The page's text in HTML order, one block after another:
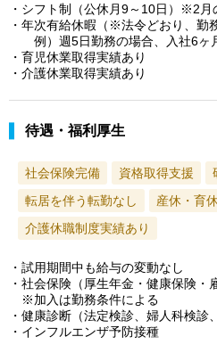
・シフト制（公休月9～10日）※2月
・年次有給休暇（※法令どおり、勤
例）週5日勤務の場合、入社6ヶ
・育児休業取得実績あり
・介護休業取得実績あり
待遇・福利厚生
社会保険完備 資格取得支援
転居を伴う転勤なし
産休・育
介護休職制度実績あり
・試用期間中も給与の変動なし
・社会保険（厚生年金・健康保険・
※加入は勤務条件による
・健康診断（法定検診、婦人科検診
・インフルエンザ予防接種